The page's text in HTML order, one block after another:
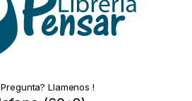
Llamenos !